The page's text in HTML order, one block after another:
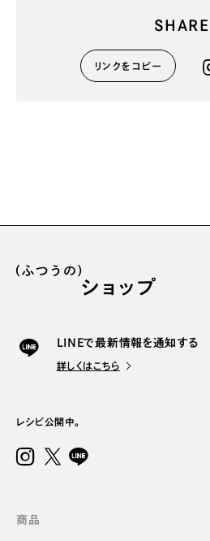
ップ #ふつうのマヨネーズ #
ふつうのケチャップ #母の日
ギフト #母の日2025 #調味料
ギフト #おうち時間 #おうち
ごはん #日々のこと
か
水
SHARE
リンクをコピー
LINEで最新情報を通知する
詳しくはこちら
レシピ公開中。
商品